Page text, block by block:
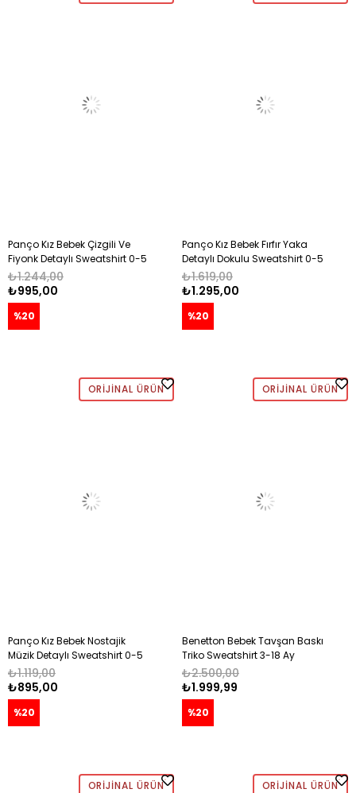
Panço Kız Bebek Çizgili Ve
Fiyonk Detaylı Sweatshirt 0-5
Yaş EKRU
₺995,00
₺1.244,00
%20
Panço Kız Bebek Fırfır Yaka
Detaylı Dokulu Sweatshirt 0-5
Yaş BEYAZ
₺1.295,00
₺1.619,00
%20
ORIJINAL ÜRÜN
Panço Kız Bebek Nostajik
Müzik Detaylı Sweatshirt 0-5
Yaş EKRU
₺895,00
₺1.119,00
%20
ORIJINAL ÜRÜN
Benetton Bebek Tavşan Baskı
Triko Sweatshirt 3-18 Ay
PEMBE
₺1.999,99
₺2.500,00
%20
ORIJINAL ÜRÜN ORIJINAL ÜRÜN